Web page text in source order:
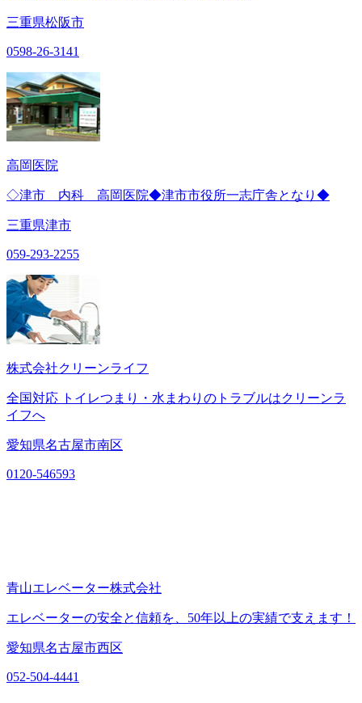
三重県松阪市
0598-26-3141
高岡医院
◇津市 内科 高岡医院◆津市市役所一志庁舎となり◆
三重県津市
059-293-2255
株式会社クリーンライフ
全国対応 トイレつまり・水まわりのトラブルはクリーンラ
イフへ
愛知県名古屋市南区
0120-546593
青山エレベーター株式会社
エレベーターの安全と信頼を、50年以上の実績で支えます！
愛知県名古屋市西区
052-504-4441